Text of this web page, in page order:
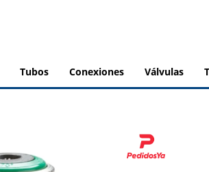
tubos conexiones válvulas